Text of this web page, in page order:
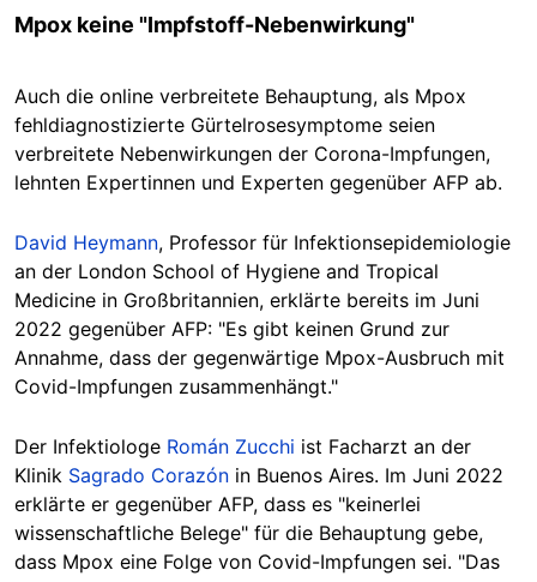
Mpox keine "Impfstoff-Nebenwirkung"
Auch die online verbreitete Behauptung, als Mpox
fehldiagnostizierte Gürtelrosesymptome seien
verbreitete Nebenwirkungen der Corona-Impfungen,
lehnten Expertinnen und Experten gegenüber AFP ab.
David Heymann, Professor für Infektionsepidemiologie
an der London School of Hygiene and Tropical
Medicine in Großbritannien, erklärte bereits im Juni
2022 gegenüber AFP: "Es gibt keinen Grund zur
Annahme, dass der gegenwärtige Mpox-Ausbruch mit
Covid-Impfungen zusammenhängt."
Der Infektiologe Román Zucchi ist Facharzt an der
Klinik Sagrado Corazón in Buenos Aires. Im Juni 2022
erklärte er gegenüber AFP, dass es "keinerlei
wissenschaftliche Belege" für die Behauptung gebe,
dass Mpox eine Folge von Covid-Impfungen sei. "Das